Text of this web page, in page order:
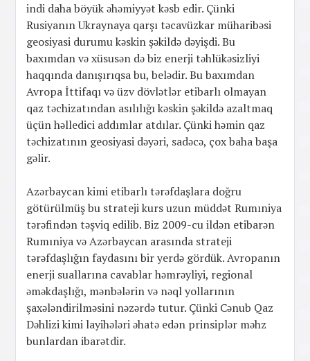
indi daha böyük əhəmiyyət kəsb edir. Çünki
Rusiyanın Ukraynaya qarşı təcavüzkar müharibəsi
geosiyasi durumu kəskin şəkildə dəyişdi. Bu
baxımdan və xüsusən də biz enerji təhlükəsizliyi
haqqında danışırıqsa bu, belədir. Bu baxımdan
Avropa İttifaqı və üzv dövlətlər etibarlı olmayan
qaz təchizatından asılılığı kəskin şəkildə azaltmaq
üçün həlledici addımlar atdılar. Çünki həmin qaz
təchizatının geosiyasi dəyəri, sadəcə, çox baha başa
gəlir.
Azərbaycan kimi etibarlı tərəfdaşlara doğru
götürülmüş bu strateji kurs uzun müddət Rumıniya
tərəfindən təşviq edilib. Biz 2009-cu ildən etibarən
Rumıniya və Azərbaycan arasında strateji
tərəfdaşlığın faydasını bir yerdə gördük. Avropanın
enerji suallarına cavablar həmrəyliyi, regional
əməkdaşlığı, mənbələrin və nəql yollarının
şaxələndirilməsini nəzərdə tutur. Çünki Cənub Qaz
Dəhlizi kimi layihələri əhatə edən prinsiplər məhz
bunlardan ibarətdir.